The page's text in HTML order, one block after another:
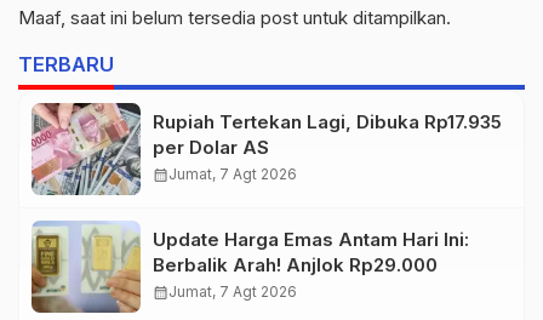
Maaf, saat ini belum tersedia post untuk ditampilkan.
TERBARU
Rupiah Tertekan Lagi, Dibuka Rp17.935
per Dolar AS
calendar_monthJumat, 7 Agt 2026
Update Harga Emas Antam Hari Ini:
Berbalik Arah! Anjlok Rp29.000
calendar_monthJumat, 7 Agt 2026